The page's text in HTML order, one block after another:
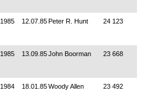
1985 12.07.85Peter R. Hunt 24 123
1985 13.09.85John Boorman 23 668
1984 18.01.85Woody Allen 23 492